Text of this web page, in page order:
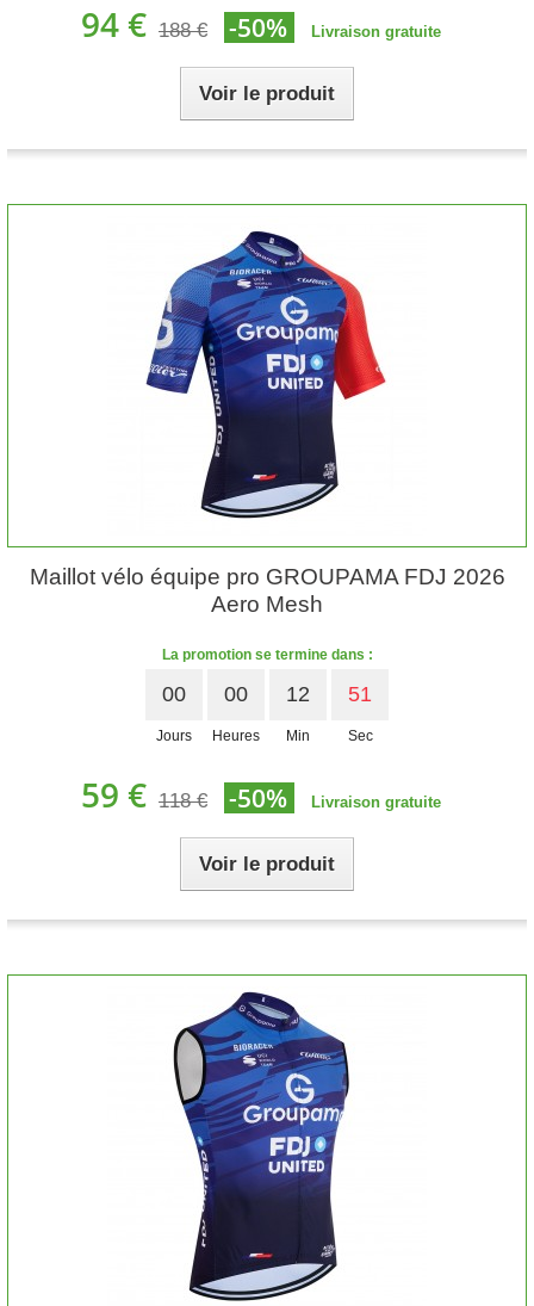
94 € 188 € -50% Livraison gratuite
Voir le produit
Maillot vélo équipe pro GROUPAMA FDJ 2026
Aero Mesh
La promotion se termine dans :
00
Jours
00
Heures
12
Min
50
Sec
59 € 118 € -50% Livraison gratuite
Voir le produit